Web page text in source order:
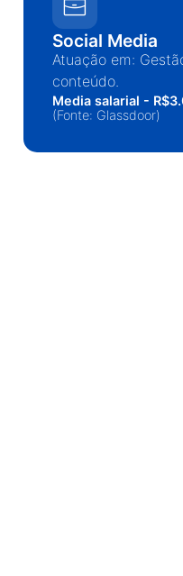
Social Media
Atuação em:
conteúdo.
Media salarial -
(Fonte: Glassdoor)